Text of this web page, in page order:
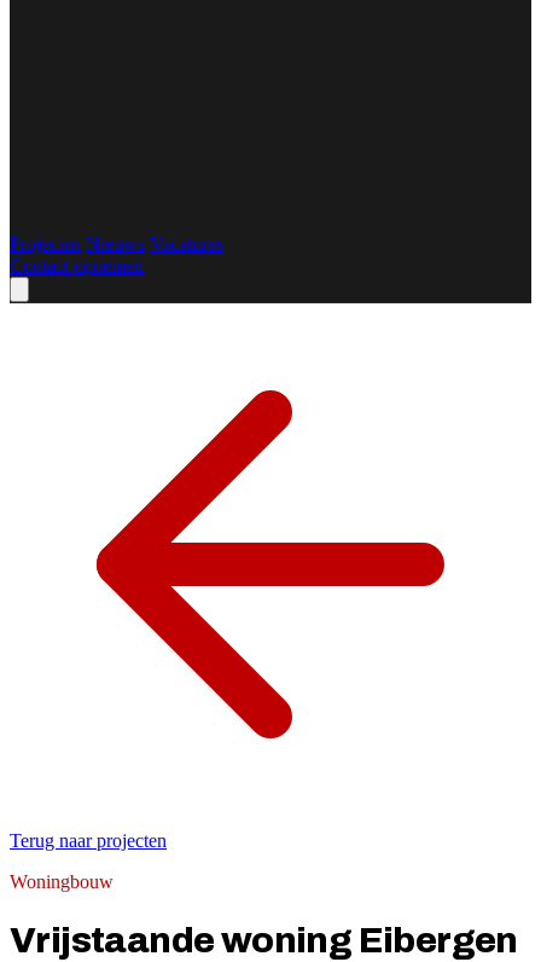
Projecten Nieuws Vacatures
Contact opnemen
Terug naar projecten
Woningbouw
Vrijstaande woning Eibergen